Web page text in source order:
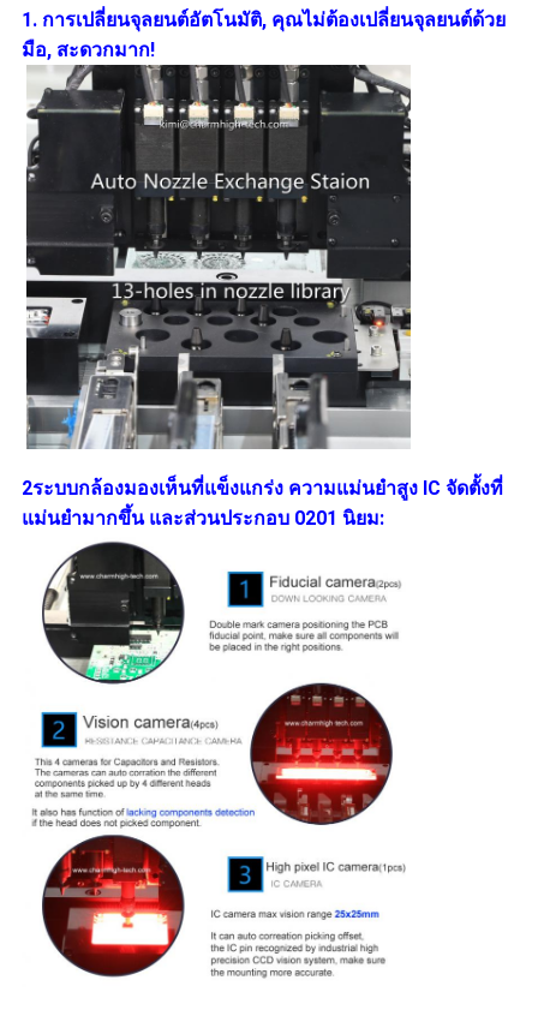
1. การเปลี่ยนจุลยนต์อัตโนมัติ, คุณไม่ต้องเปลี่ยนจุลยนต์ด้วย
มือ, สะดวกมาก!
2ระบบกล้องมองเห็นที่แข็งแกร่ง ความแม่นยําสูง IC จัดตั้งที่
แม่นยํามากขึ้น และส่วนประกอบ 0201 นิยม: